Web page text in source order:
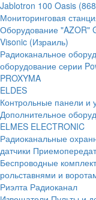
Jablotron 100 Oasis
Мониторинговая
Оборудование "AZOR"
Visonic (Израиль)
Радиоканальное
оборудование серии
PROXYMA
ELDES
Контрольные панели и
Дополнительное
ELMES ELECTRONIC
Радиоканальные
датчики
Беспроводные
рольставнями и
Риэлта Радиоканал